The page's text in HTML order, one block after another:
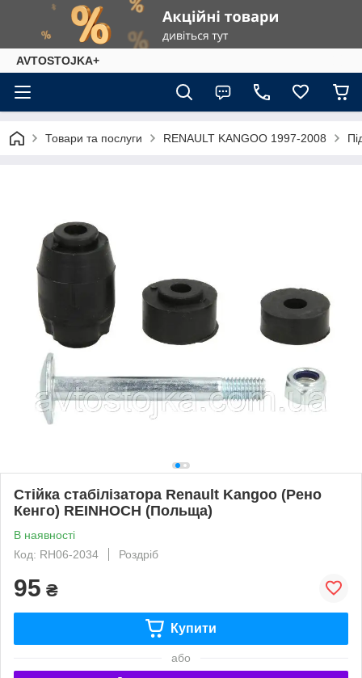
AVTOSTOJKA+
Товари та послуги RENAULT KANGOO 1997-2008
Стійка стабілізатора Renault Kangoo (Рено
Кенго) REINHOCH (Польща)
В наявності
Код: RH06-2034
Роздріб
95 ₴
Купити
або